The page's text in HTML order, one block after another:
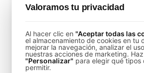
APIs RESTful se desempeñen al
Pensamientos
Valoramos tu privacidad
Al hacer clic en "Aceptar todas las
el almacenamiento de cookies en tu
mejorar la navegación, analizar el
nuestras acciones de marketing.
"Personalizar" para elegir qué tipos
permitir.